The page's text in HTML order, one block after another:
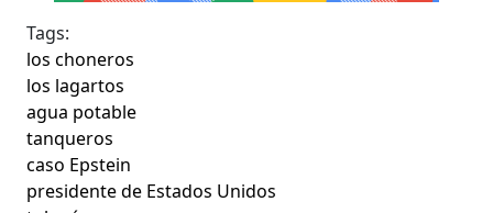
Tags:
los choneros
los lagartos
agua potable
tanqueros
caso Epstein
presidente de Estados Unidos